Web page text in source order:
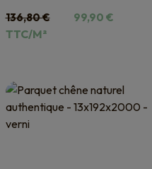
136,80€ 99,90 €Le
TTC/M²